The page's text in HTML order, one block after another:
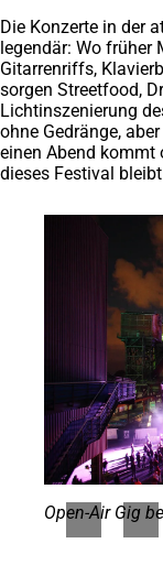
Die Konzerte in der
legendär: Wo früher
Gitarrenriffs,
sorgen Streetfood,
Lichtinszenierung
ohne Gedränge,
einen Abend kommt
dieses Festival
Open-Air Gig